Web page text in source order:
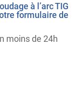
à l’arc TIG
formulaire de
moins de 24h